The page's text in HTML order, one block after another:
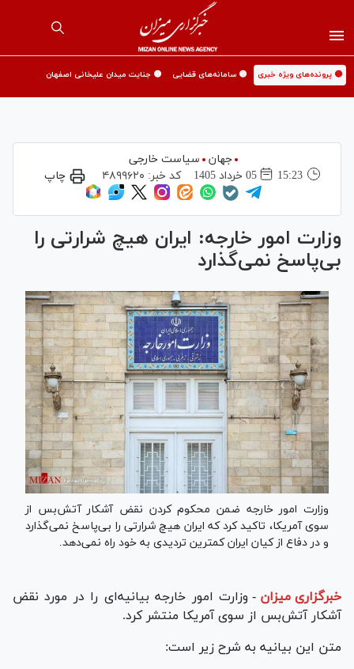
🟡 پرونده‌های ویژه خبری 🟡 سامانه‌های قضایی 🟡 جنایت میدان علیخانی اصفهان
جهان
سیاست خارجی
15:23
05 خرداد 1405 کد خبر: ۴۸۹۹۶۲۰ چاپ
وزارت امور خارجه: ایران هیچ شرارتی را
بی‌پاسخ نمی‌گذارد
وزارت امور خارجه ضمن محکوم کردن نقض آشکار آتش‌بس از
سوی آمریکا، تاکید کرد که ایران هیچ شرارتی را بی‌پاسخ نمی‌گذارد
و در دفاع از کیان ایران کمترین تردیدی به خود راه نمی‌دهد.
خبرگزاری میزان - وزارت امور خارجه بیانیه‌ای را در مورد نقض
آشکار آتش‌بس از سوی آمریکا منتشر کرد.
متن این بیانیه به شرح زیر است: